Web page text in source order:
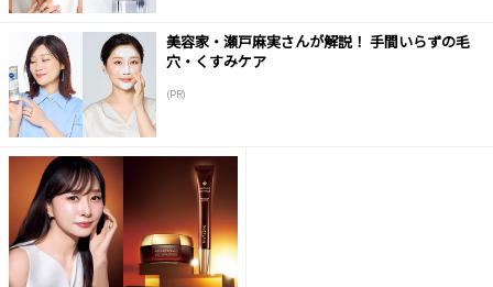
美容家・瀬戸麻実さんが解説！ 手間いらずの毛
穴・くすみケア
(PR)